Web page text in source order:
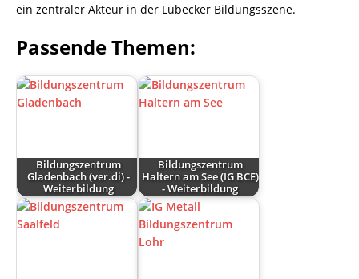
ein zentraler Akteur in der Lübecker Bildungsszene.
Passende Themen:
Bildungszentrum
Gladenbach (ver.di) -
Weiterbildung
Bildungszentrum
Haltern am See (IG BCE)
- Weiterbildung